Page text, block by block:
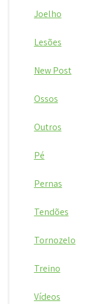
Joelho
Lesões
New Post
Ossos
Outros
Pé
Pernas
Tendões
Tornozelo
Treino
Vídeos